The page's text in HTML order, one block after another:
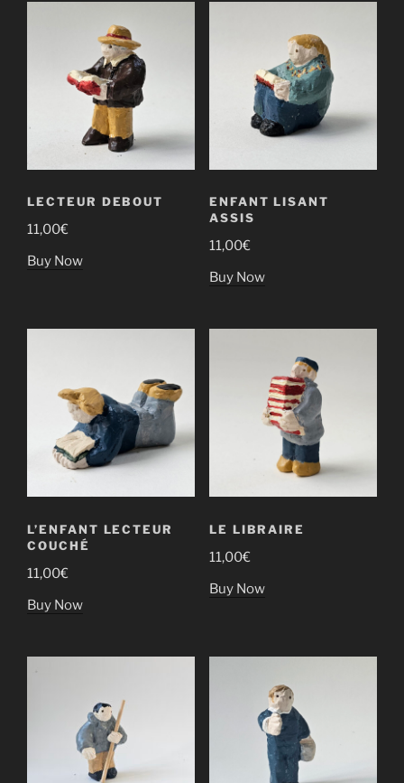
LECTEUR DEBOUT
11,00€
Buy Now
ENFANT LISANT
ASSIS
11,00€
Buy Now
L’ENFANT LECTEUR
COUCHÉ
11,00€
Buy Now
LE LIBRAIRE
11,00€
Buy Now